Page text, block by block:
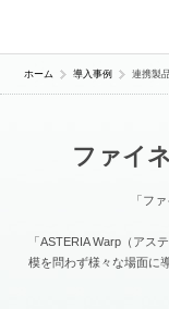
ホーム 導入事例 連携製
ファイ
「フ
「ASTERIA Warp（アス
模を問わず様々な場面に